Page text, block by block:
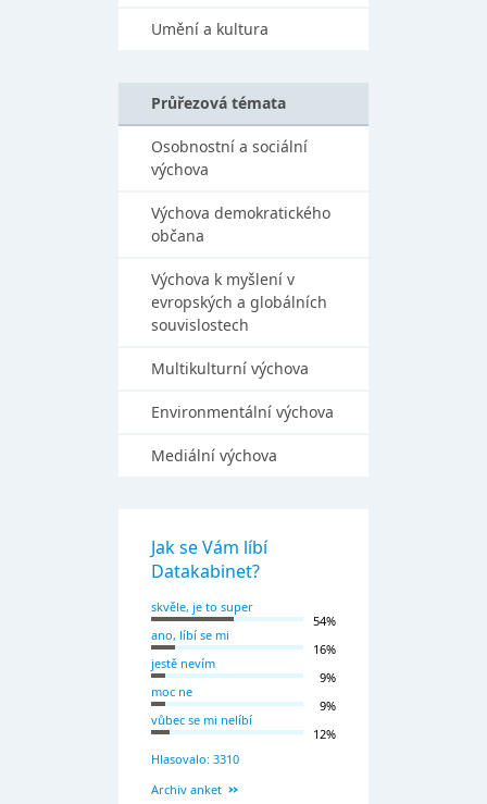
Umění a kultura
Průřezová témata
Osobnostní a sociální
výchova
Výchova demokratického
občana
Výchova k myšlení v
evropských a globálních
souvislostech
Multikulturní výchova
Environmentální výchova
Mediální výchova
Jak se Vám líbí
Datakabinet?
skvěle, je to super
54%
ano, líbí se mi
16%
jestě nevím
9%
moc ne
9%
vůbec se mi nelíbí
12%
Hlasovalo: 3310
Archiv anket